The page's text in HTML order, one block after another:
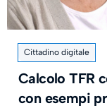
Cittadino digitale
Calcolo TFR
con esempi